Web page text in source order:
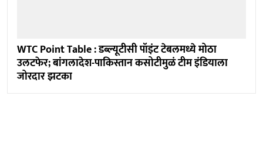
WTC Point Table : डब्ल्यूटीसी पॉइंट टेबलमध्ये मोठा
उलटफेर; बांगलादेश-पाकिस्तान कसोटीमुळं टीम इंडियाला
जोरदार झटका